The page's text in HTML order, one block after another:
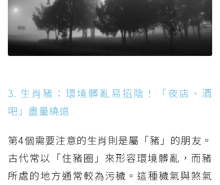
3. 生肖豬：環境髒亂易招陰！「夜店、酒
吧」盡量繞道
第4個需要注意的生肖則是屬「豬」的朋友。
古代常以「住豬圈」來形容環境髒亂，而豬
所處的地方通常較為污穢。這種穢氣與煞氣